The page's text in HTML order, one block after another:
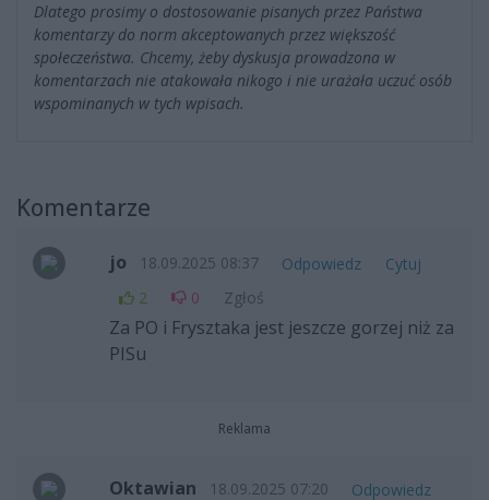
Dlatego prosimy o dostosowanie pisanych przez Państwa
komentarzy do norm akceptowanych przez większość
społeczeństwa. Chcemy, żeby dyskusja prowadzona w
komentarzach nie atakowała nikogo i nie urażała uczuć osób
wspominanych w tych wpisach.
Komentarze
jo 18.09.2025 08:37 Odpowiedz
Cytuj
2
0 Zgłoś
Za PO i Frysztaka jest jeszcze gorzej niż za
PISu
Reklama
Oktawian 18.09.2025 07:20
Odpowiedz